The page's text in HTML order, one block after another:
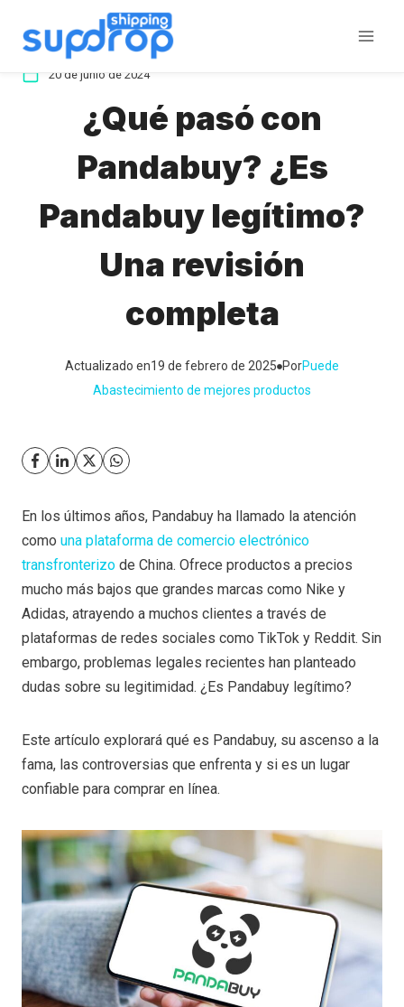
20 de junio de 2024
¿Qué pasó con
Pandabuy? ¿Es
Pandabuy legítimo?
Una revisión
completa
Actualizado en19 de febrero de 2025 PorPuede
Abastecimiento de mejores productos
En los últimos años, Pandabuy ha llamado la atención
como una plataforma de comercio electrónico
transfronterizo de China. Ofrece productos a precios
mucho más bajos que grandes marcas como Nike y
Adidas, atrayendo a muchos clientes a través de
plataformas de redes sociales como TikTok y Reddit. Sin
embargo, problemas legales recientes han planteado
dudas sobre su legitimidad. ¿Es Pandabuy legítimo?
Este artículo explorará qué es Pandabuy, su ascenso a la
fama, las controversias que enfrenta y si es un lugar
confiable para comprar en línea.